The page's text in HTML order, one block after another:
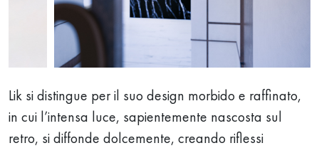
Lik si distingue per il suo design morbido e raffinato,
in cui l’intensa luce, sapientemente nascosta sul
retro, si diffonde dolcemente, creando riflessi